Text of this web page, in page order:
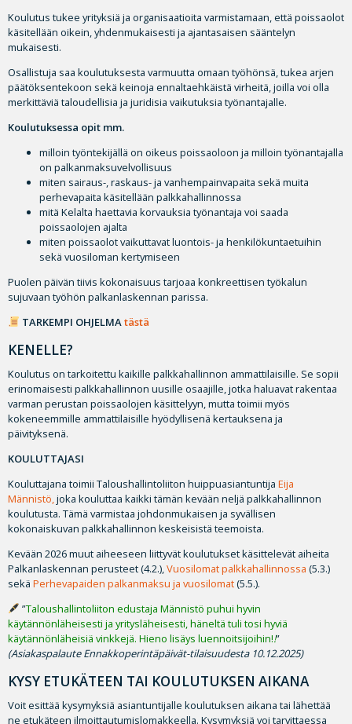
Koulutus tukee yrityksiä ja organisaatioita varmistamaan, että poissaolot
käsitellään oikein, yhdenmukaisesti ja ajantasaisen sääntelyn
mukaisesti.
Osallistuja saa koulutuksesta varmuutta omaan työhönsä, tukea arjen
päätöksentekoon sekä keinoja ennaltaehkäistä virheitä, joilla voi olla
merkittäviä taloudellisia ja juridisia vaikutuksia työnantajalle.
Koulutuksessa opit mm.
milloin työntekijällä on oikeus poissaoloon ja milloin työnantajalla
on palkanmaksuvelvollisuus
miten sairaus-, raskaus- ja vanhempainvapaita sekä muita
perhevapaita käsitellään palkkahallinnossa
mitä Kelalta haettavia korvauksia työnantaja voi saada
poissaolojen ajalta
miten poissaolot vaikuttavat luontois- ja henkilökuntaetuihin
sekä vuosiloman kertymiseen
Puolen päivän tiivis kokonaisuus tarjoaa konkreettisen työkalun
sujuvaan työhön palkanlaskennan parissa.
TARKEMPI OHJELMAtästä
KENELLE?
Koulutus on tarkoitettu kaikille palkkahallinnon ammattilaisille. Se sopii
erinomaisesti palkkahallinnon uusille osaajille, jotka haluavat rakentaa
varman perustan poissaolojen käsittelyyn, mutta toimii myös
kokeneemmille ammattilaisille hyödyllisenä kertauksena ja
päivityksenä.
KOULUTTAJASI
Kouluttajana toimii Taloushallintoliiton huippuasiantuntija Eija
Männistö,joka kouluttaa kaikki tämän kevään neljä palkkahallinnon
koulutusta. Tämä varmistaa johdonmukaisen ja syvällisen
kokonaiskuvan palkkahallinnon keskeisistä teemoista.
Kevään 2026 muut aiheeseen liittyvät koulutukset käsittelevät aiheita
Palkanlaskennan perusteet (4.2.),Vuosilomat palkkahallinnossa (5.3.)
sekä Perhevapaiden palkanmaksu ja vuosilomat(5.5.).
”Taloushallintoliiton edustaja Männistö puhui hyvin
käytännönläheisesti ja yritysläheisesti, häneltä tuli tosi hyviä
käytännönläheisiä vinkkejä. Hieno lisäys luennoitsijoihin!!”
(Asiakaspalaute Ennakkoperintäpäivät-tilaisuudesta 10.12.2025)
KYSY ETUKÄTEEN TAI KOULUTUKSEN AIKANA
Voit esittää kysymyksiä asiantuntijalle koulutuksen aikana tai lähettää
ne etukäteen ilmoittautumislomakkeella. Kysymyksiä voi tarvittaessa